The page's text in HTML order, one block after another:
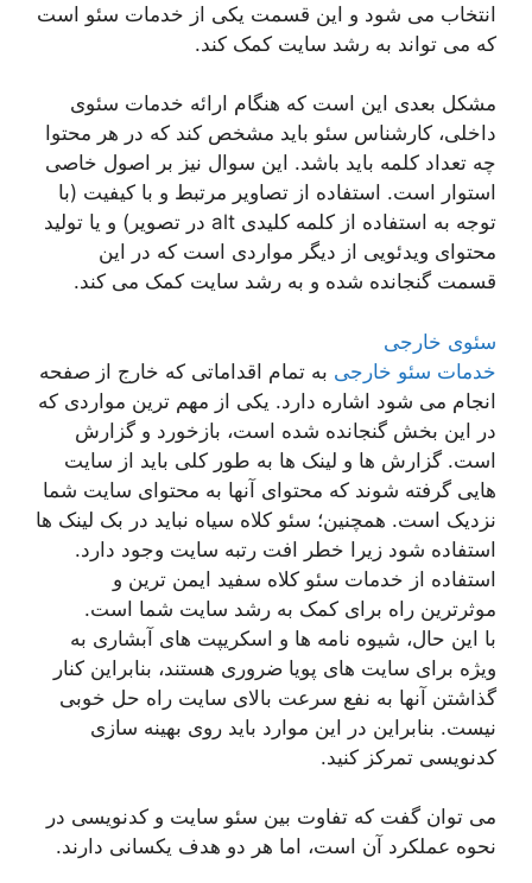
انتخاب می شود و این قسمت یکی از خدمات سئو است
که می تواند به رشد سایت کمک کند.
مشکل بعدی این است که هنگام ارائه خدمات سئوی
داخلی، کارشناس سئو باید مشخص کند که در هر محتوا
چه تعداد کلمه باید باشد. این سوال نیز بر اصول خاصی
استوار است. استفاده از تصاویر مرتبط و با کیفیت (با
توجه به استفاده از کلمه کلیدی alt در تصویر) و یا تولید
محتوای ویدئویی از دیگر مواردی است که در این
قسمت گنجانده شده و به رشد سایت کمک می کند.
سئوی خارجی
خدمات سئو خارجی به تمام اقداماتی که خارج از صفحه
انجام می شود اشاره دارد. یکی از مهم ترین مواردی که
در این بخش گنجانده شده است، بازخورد و گزارش
است. گزارش ها و لینک ها به طور کلی باید از سایت
هایی گرفته شوند که محتوای آنها به محتوای سایت شما
نزدیک است. همچنین؛ سئو کلاه سیاه نباید در بک لینک ها
استفاده شود زیرا خطر افت رتبه سایت وجود دارد.
استفاده از خدمات سئو کلاه سفید ایمن ترین و
موثرترین راه برای کمک به رشد سایت شما است.
با این حال، شیوه نامه ها و اسکریپت های آبشاری به
ویژه برای سایت های پویا ضروری هستند، بنابراین کنار
گذاشتن آنها به نفع سرعت بالای سایت راه حل خوبی
نیست. بنابراین در این موارد باید روی بهینه سازی
کدنویسی تمرکز کنید.
می توان گفت که تفاوت بین سئو سایت و کدنویسی در
نحوه عملکرد آن است، اما هر دو هدف یکسانی دارند.